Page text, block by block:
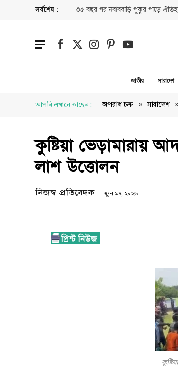
সর্বশেষ : ৩৫ বছর পর নবাববাড়ি পুকুর পাড়ে
Facebook
X
Instagram
PinterestYouTube
জাতীয় সারাদেশ
আপনি এখানে আছেন : অপরাধ চক্র » সারাদেশ »
কুষ্টিয়া ভেড়ামারায়
লাশ উত্তোলন
নিজস্ব প্রতিবেদক জুন ১৪, ২০২৬